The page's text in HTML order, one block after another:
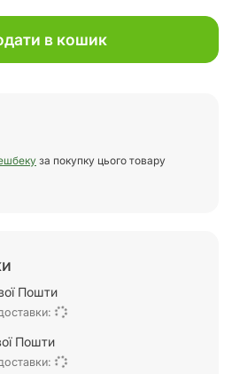
в кошик
за покупку цього товару
Пошти
Пошти